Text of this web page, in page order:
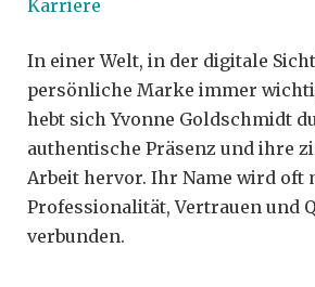
Karriere
In einer Welt, in der digitale
persönliche Marke immer
hebt sich Yvonne Goldschmidt
authentische Präsenz und ihre
Arbeit hervor. Ihr Name wird oft
Professionalität, Vertrauen und
verbunden.